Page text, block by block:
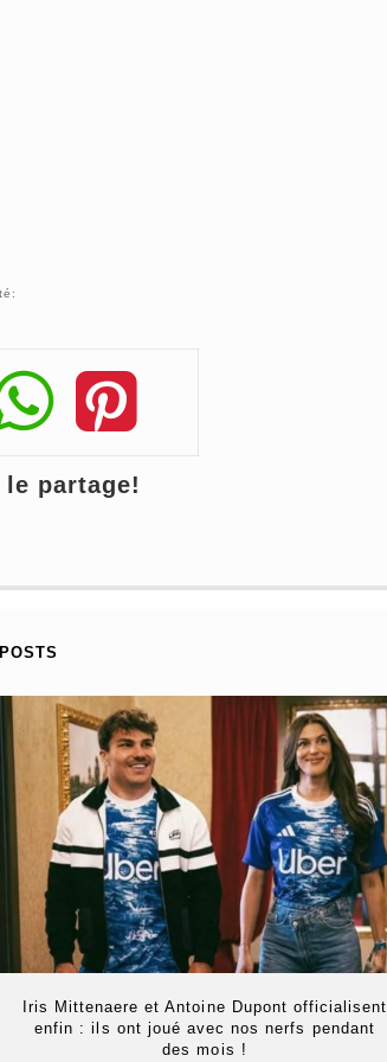
partage!
Iris Mittenaere et Antoine Dupont officialisent
enfin : ils ont joué avec nos nerfs pendant
des mois !